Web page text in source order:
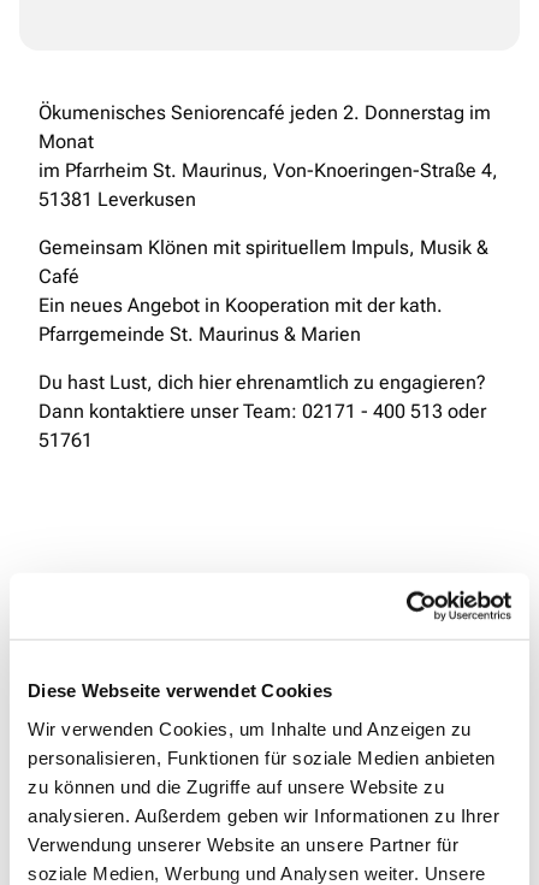
Diese Webseite verwendet Cookies
Wir verwenden Cookies, um Inhalte und Anzeigen zu
personalisieren, Funktionen für soziale Medien anbieten
zu können und die Zugriffe auf unsere Website zu
analysieren. Außerdem geben wir Informationen zu Ihrer
Verwendung unserer Website an unsere Partner für
soziale Medien, Werbung und Analysen weiter. Unsere
Ökumenisches Seniorencafé jeden 2. Donnerstag im
Monat
im Pfarrheim St. Maurinus, Von-Knoeringen-Straße 4,
51381 Leverkusen
Gemeinsam Klönen mit spirituellem Impuls, Musik &
Café
Ein neues Angebot in Kooperation mit der kath.
Pfarrgemeinde St. Maurinus & Marien
Du hast Lust, dich hier ehrenamtlich zu engagieren?
Dann kontaktiere unser Team: 02171 - 400 513 oder
51761